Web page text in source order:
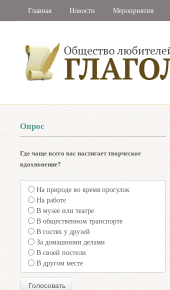
Главная Новости Мероприятия
Опрос
Где чаще всего вас настигает творческое
вдохновение?
На природе во время прогулок
На работе
В музее или театре
В общественном транспорте
В гостях у друзей
За домашними делами
В своей постели
В другом месте